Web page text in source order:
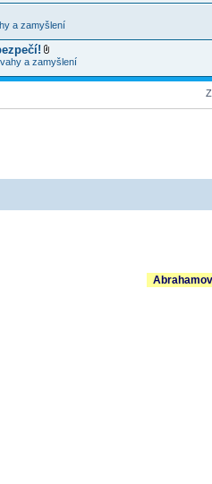
a zamyšlení
a zamyšlení